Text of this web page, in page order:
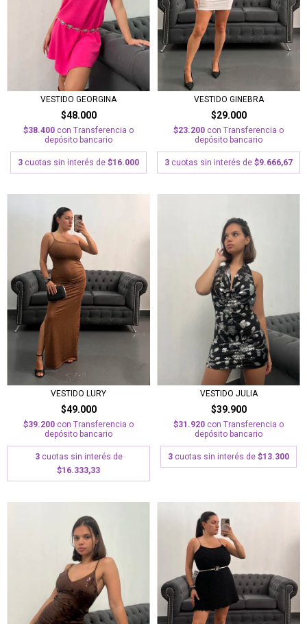
VESTIDO GEORGINA
$48.000
$38.400 con Transferencia o
depósito bancario
3 cuotas sin interés de $16.000
VESTIDO GINEBRA
$29.000
$23.200 con Transferencia o
depósito bancario
3 cuotas sin interés de $9.666,67
VESTIDO LURY
$49.000
$39.200 con Transferencia o
depósito bancario
3 cuotas sin interés de
$16.333,33
VESTIDO JULIA
$39.900
$31.920 con Transferencia o
depósito bancario
3 cuotas sin interés de $13.300